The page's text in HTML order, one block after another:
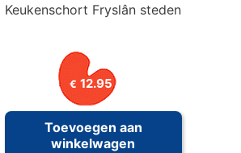
Keukenschort Fryslân steden
€ 12.95
Toevoegen aan
winkelwagen